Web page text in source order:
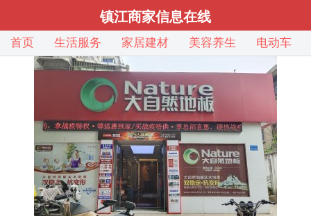
镇江商家信息在线
首页 生活服务 家居建材 美容养生 电动车